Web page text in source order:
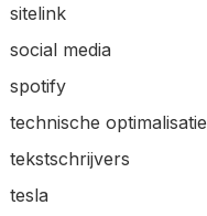
sitelink
social media
spotify
technische optimalisatie
tekstschrijvers
tesla